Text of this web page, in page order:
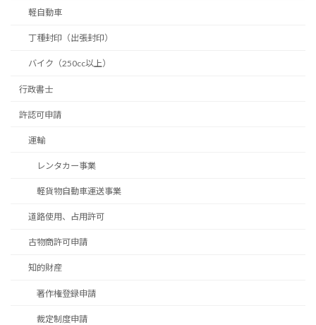
軽自動車
丁種封印（出張封印）
バイク（250cc以上）
行政書士
許認可申請
運輸
レンタカー事業
軽貨物自動車運送事業
道路使用、占用許可
古物商許可申請
知的財産
著作権登録申請
裁定制度申請